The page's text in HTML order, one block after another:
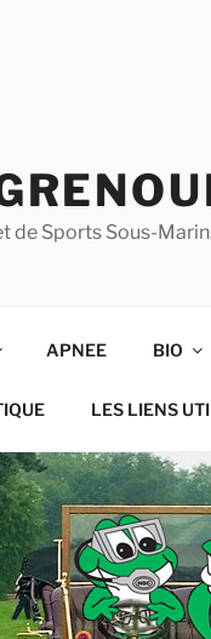
de Sports Sous-
APNEE BIO
LES LIENS